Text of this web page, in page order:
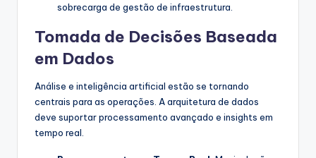
sobrecarga de gestão de infraestrutura.
Tomada de Decisões Baseada
em Dados
Análise e inteligência artificial estão se tornando
centrais para as operações. A arquitetura de dados
deve suportar processamento avançado e insights em
tempo real.